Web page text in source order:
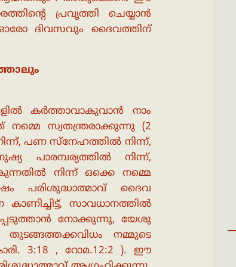
പ്രവൃത്തി ചെയ്യാൻ
ദിവസവും ദൈവത്തിന്
കർത്താവാകുവാൻ നാം
സ്വതന്ത്രരാക്കുന്നു (2
പണ സ്നേഹത്തിൽ നിന്ന്,
പാരമ്പര്യത്തിൽ നിന്ന്,
നിന്ന് ഒക്കെ നമ്മെ
പരിശുദ്ധാത്മാവ് ദൈവ
സാവധാനത്തിൽ
നോക്കുന്നു, യേശു
തുടങ്ങത്തക്കവിധം നമ്മുടെ
3:18 , റോമ.12:2 ). ഈ